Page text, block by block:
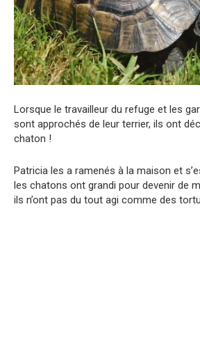
Lorsque le travailleur du refuge et les
sont approchés de leur terrier, ils ont
chaton !
Patricia les a ramenés à la maison et
les chatons ont grandi pour devenir de
ils n’ont pas du tout agi comme des